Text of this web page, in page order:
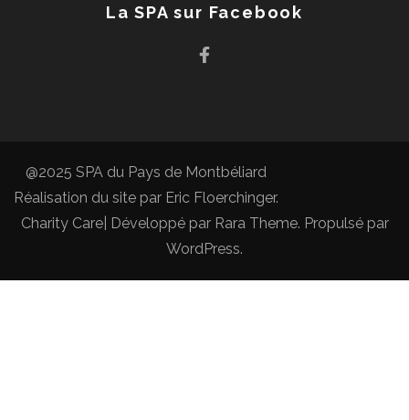
La SPA sur Facebook
@2025 SPA du Pays de Montbéliard
Réalisation du site par Eric Floerchinger.
Charity Care| Développé par Rara Theme. Propulsé par
WordPress.